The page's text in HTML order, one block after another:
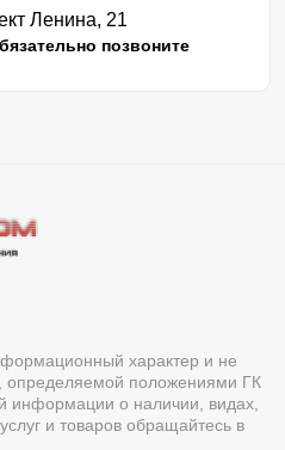
Ленина, 21
позвоните
характер и не
определяемой положениями ГК
информации о наличии, видах,
и товаров обращайтесь в